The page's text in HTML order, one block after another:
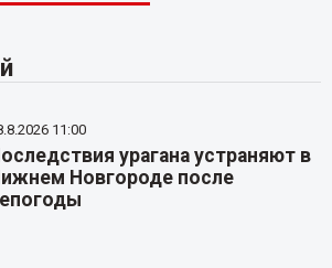
11:00
урагана устраняют в
Новгороде после